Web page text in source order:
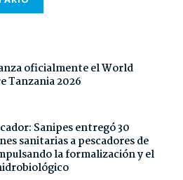
oficialmente el World
Tanzania 2026
Sanipes entregó 30
sanitarias a pescadores de
la formalización y el